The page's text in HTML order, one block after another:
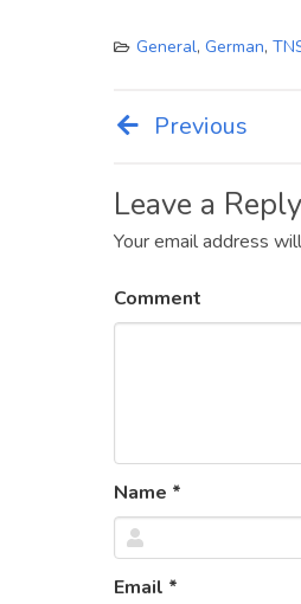
General, German,
Post
Previous
Leave a Reply
Your email address
Comment
Name *
Email *